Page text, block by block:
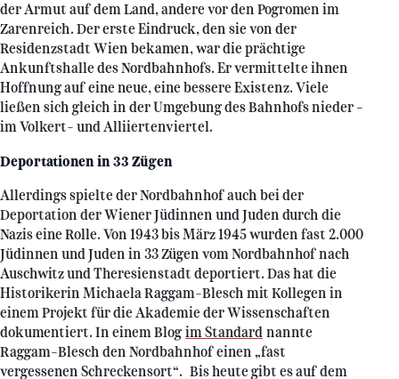
der Armut auf dem Land, andere vor den Pogromen im
Zarenreich. Der erste Eindruck, den sie von der
Residenzstadt Wien bekamen, war die prächtige
Ankunftshalle des Nordbahnhofs. Er vermittelte ihnen
Hoffnung auf eine neue, eine bessere Existenz. Viele
ließen sich gleich in der Umgebung des Bahnhofs nieder –
im Volkert- und Alliiertenviertel.
Deportationen in 33 Zügen
Allerdings spielte der Nordbahnhof auch bei der
Deportation der Wiener Jüdinnen und Juden durch die
Nazis eine Rolle. Von 1943 bis März 1945 wurden fast 2.000
Jüdinnen und Juden in 33 Zügen vom Nordbahnhof nach
Auschwitz und Theresienstadt deportiert. Das hat die
Historikerin Michaela Raggam-Blesch mit Kollegen in
einem Projekt für die Akademie der Wissenschaften
dokumentiert. In einem Blogim Standard nannte
Raggam-Blesch den Nordbahnhof einen „fast
vergessenen Schreckensort“. Bis heute gibt es auf dem